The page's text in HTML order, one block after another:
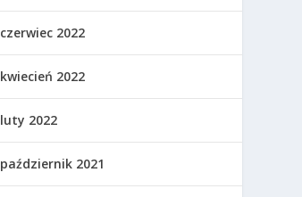
czerwiec 2022
kwiecień 2022
luty 2022
październik 2021